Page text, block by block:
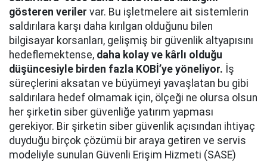
gösteren veriler var. Bu işletmelere ait sistemlerin
saldırılara karşı daha kırılgan olduğunu bilen
bilgisayar korsanları, gelişmiş bir güvenlik altyapısını
hedeflemektense, daha kolay ve kârlı olduğu
düşüncesiyle birden fazla KOBİ’ye yöneliyor. İş
süreçlerini aksatan ve büyümeyi yavaşlatan bu gibi
saldırılara hedef olmamak için, ölçeği ne olursa olsun
her şirketin siber güvenliğe yatırım yapması
gerekiyor. Bir şirketin siber güvenlik açısından ihtiyaç
duyduğu birçok çözümü bir araya getiren ve servis
modeliyle sunulan Güvenli Erişim Hizmeti (SASE)